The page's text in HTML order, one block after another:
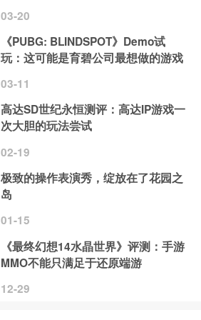
03-20
《PUBG: BLINDSPOT》Demo试
玩：这可能是育碧公司最想做的游戏
03-11
高达SD世纪永恒测评：高达IP游戏一
次大胆的玩法尝试
02-19
极致的操作表演秀，绽放在了花园之
岛
01-15
《最终幻想14水晶世界》评测：手游
MMO不能只满足于还原端游
12-29